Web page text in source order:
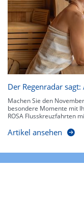
Der Regenradar
Machen Sie den
besondere Momente mit
ROSA Flusskreuzfahrten
Artikel ansehen